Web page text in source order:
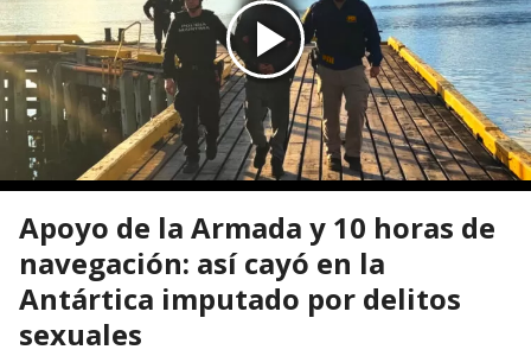
Apoyo de la Armada y 10 horas de
navegación: así cayó en la
Antártica imputado por delitos
sexuales